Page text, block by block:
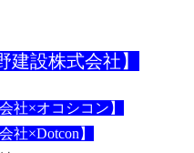
建設株式会社】
社×オコシコン】
社×Dotcon】